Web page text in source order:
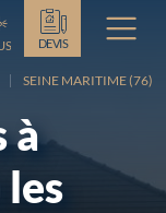
DEVIS
SEINE MARITIME (76)
à
les